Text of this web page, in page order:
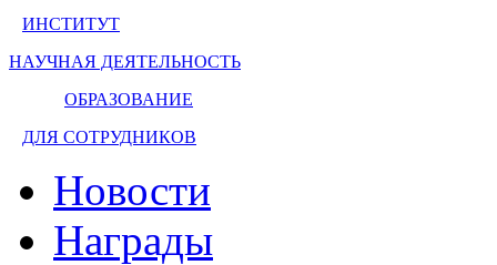
ИНСТИТУТ
НАУЧНАЯ ДЕЯТЕЛЬНОСТЬ
ОБРАЗОВАНИЕ
ДЛЯ СОТРУДНИКОВ
Новости
Награды